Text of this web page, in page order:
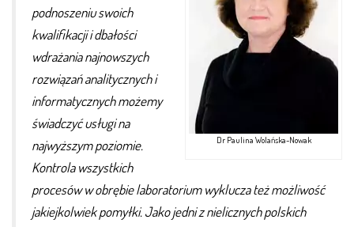
Dr Paulina Wolańska-Nowak
podnoszeniu swoich
kwalifikacji i dbałości
wdrażania najnowszych
rozwiązań analitycznych i
informatycznych możemy
świadczyć usługi na
najwyższym poziomie.
Kontrola wszystkich
procesów w obrębie laboratorium wyklucza też możliwość
jakiejkolwiek pomyłki.Jako jedni z nielicznych polskich